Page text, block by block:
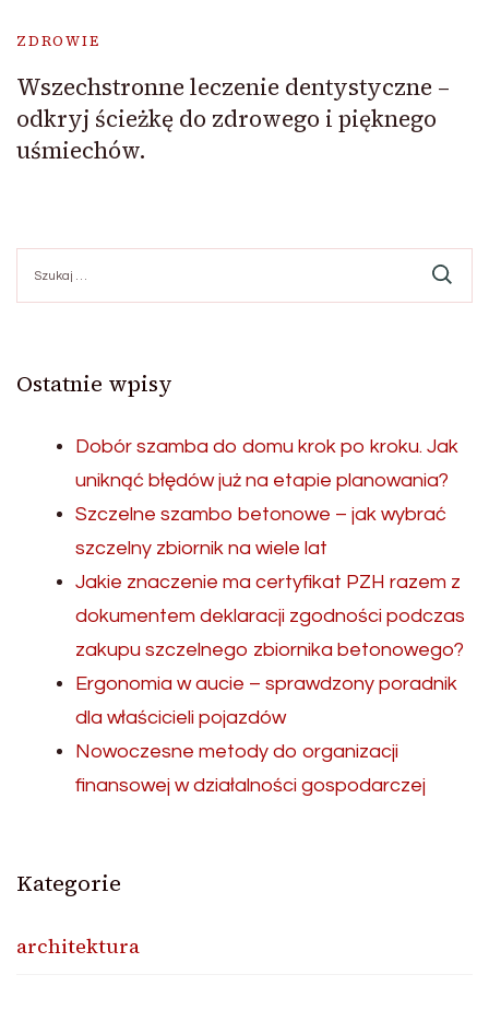
ZDROWIE
Wszechstronne leczenie dentystyczne –
odkryj ścieżkę do zdrowego i pięknego
uśmiechów.
Ostatnie wpisy
Dobór szamba do domu krok po kroku. Jak
uniknąć błędów już na etapie planowania?
Szczelne szambo betonowe – jak wybrać
szczelny zbiornik na wiele lat
Jakie znaczenie ma certyfikat PZH razem z
dokumentem deklaracji zgodności podczas
zakupu szczelnego zbiornika betonowego?
Ergonomia w aucie – sprawdzony poradnik
dla właścicieli pojazdów
Nowoczesne metody do organizacji
finansowej w działalności gospodarczej
Kategorie
architektura